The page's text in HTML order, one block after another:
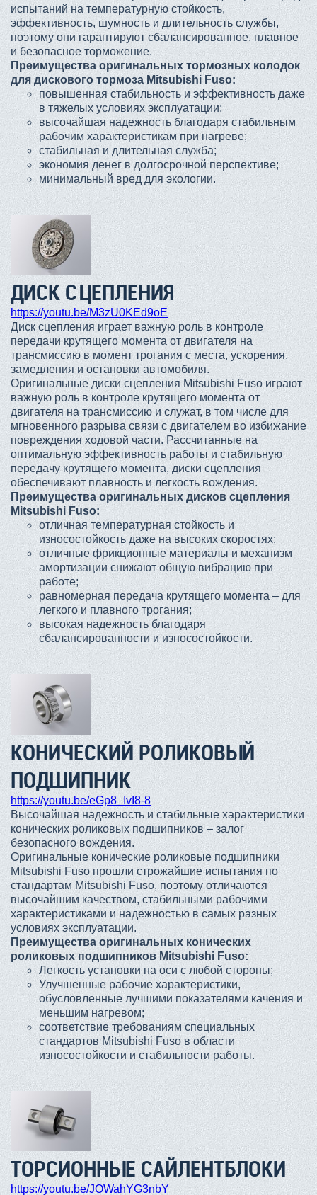
испытаний на температурную стойкость,
эффективность, шумность и длительность службы,
поэтому они гарантируют сбалансированное, плавное
и безопасное торможение.
Преимущества оригинальных тормозных колодок
для дискового тормоза Mitsubishi Fuso:
повышенная стабильность и эффективность даже
в тяжелых условиях эксплуатации;
высочайшая надежность благодаря стабильным
рабочим характеристикам при нагреве;
стабильная и длительная служба;
экономия денег в долгосрочной перспективе;
минимальный вред для экологии.
ДИСК СЦЕПЛЕНИЯ
https://youtu.be/M3zU0KEd9oE
Диск сцепления играет важную роль в контроле
передачи крутящего момента от двигателя на
трансмиссию в момент трогания с места, ускорения,
замедления и остановки автомобиля.
Оригинальные диски сцепления Mitsubishi Fuso играют
важную роль в контроле крутящего момента от
двигателя на трансмиссию и служат, в том числе для
мгновенного разрыва связи с двигателем во избижание
повреждения ходовой части. Рассчитанные на
оптимальную эффективность работы и стабильную
передачу крутящего момента, диски сцепления
обеспечивают плавность и легкость вождения.
Преимущества оригинальных дисков сцепления
Mitsubishi Fuso:
отличная температурная стойкость и
износостойкость даже на высоких скоростях;
отличные фрикционные материалы и механизм
амортизации снижают общую вибрацию при
работе;
равномерная передача крутящего момента – для
легкого и плавного трогания;
высокая надежность благодаря
сбалансированности и износостойкости.
КОНИЧЕСКИЙ РОЛИКОВЫЙ
ПОДШИПНИК
https://youtu.be/eGp8_IvI8-8
Высочайшая надежность и стабильные характеристики
конических роликовых подшипников – залог
безопасного вождения.
Оригинальные конические роликовые подшипники
Mitsubishi Fuso прошли строжайшие испытания по
стандартам Mitsubishi Fuso, поэтому отличаются
высочайшим качеством, стабильными рабочими
характеристиками и надежностью в самых разных
условиях эксплуатации.
Преимущества оригинальных конических
роликовых подшипников Mitsubishi Fuso:
Легкость установки на оси с любой стороны;
Улучшенные рабочие характеристики,
обусловленные лучшими показателями качения и
меньшим нагревом;
соответствие требованиям специальных
стандартов Mitsubishi Fuso в области
износостойкости и стабильности работы.
ТОРСИОННЫЕ САЙЛЕНТБЛОКИ
https://youtu.be/JOWahYG3nbY